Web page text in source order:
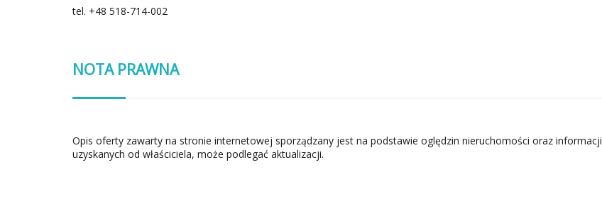
tel. +48 518-714-002
NOTA PRAWNA
Opis oferty zawarty na stronie internetowej sporządzany jest na podstawie oględzin nieruchomości oraz informacji
uzyskanych od właściciela, może podlegać aktualizacji.